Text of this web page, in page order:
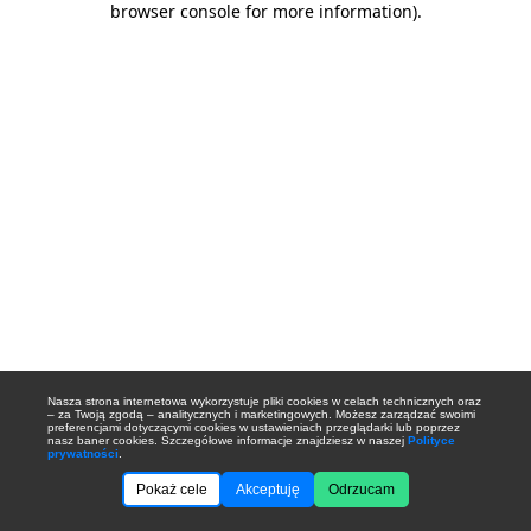
Nasza strona internetowa wykorzystuje pliki cookies w celach technicznych oraz
– za Twoją zgodą – analitycznych i marketingowych. Możesz zarządzać swoimi
preferencjami dotyczącymi cookies w ustawieniach przeglądarki lub poprzez
nasz baner cookies. Szczegółowe informacje znajdziesz w naszej Polityce
prywatności
Pokaż cele Akceptuję Odrzucam
browser console for more information).